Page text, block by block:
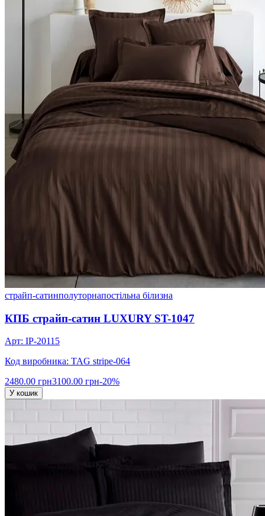
страйп-сатинполуторнапостільна білизна
КПБ страйп-сатин LUXURY ST-1047
Арт: IP-20115
Код виробника: TAG stripe-064
2480.00 грн3100.00 грн-20%
У кошик